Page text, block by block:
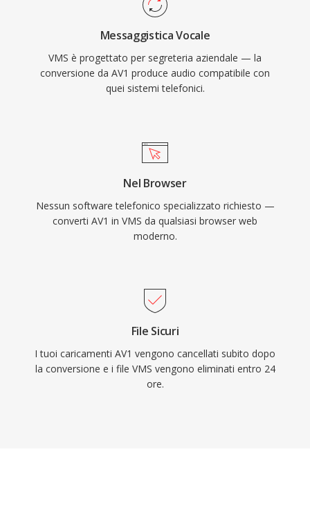
Messaggistica Vocale
VMS è progettato per segreteria aziendale — la
conversione da AV1 produce audio compatibile con
quei sistemi telefonici.
Nel Browser
Nessun software telefonico specializzato richiesto —
converti AV1 in VMS da qualsiasi browser web
moderno.
File Sicuri
I tuoi caricamenti AV1 vengono cancellati subito dopo
la conversione e i file VMS vengono eliminati entro 24
ore.